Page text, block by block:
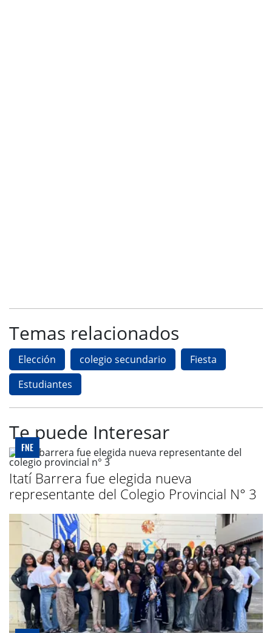
Temas relacionados
Elección colegio secundario
Fiesta
Estudiantes
Te puede Interesar
FNE
Itatí Barrera fue elegida nueva
representante del Colegio Provincial N° 3